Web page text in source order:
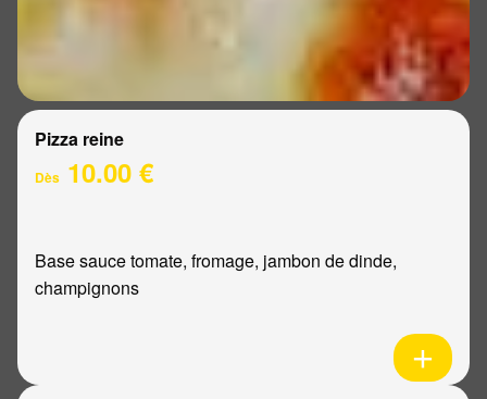
Pizza reine
Dès 10.00 €
Base sauce tomate, fromage, jambon de dinde,
champignons